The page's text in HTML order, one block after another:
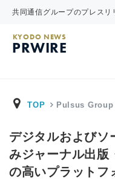
共同通信グループのプレスリ
KYODO NEWS
PRWIRE
TOP Pulsus Group
デジタルおよびソ
みジャーナル出版
の高いプラットフ